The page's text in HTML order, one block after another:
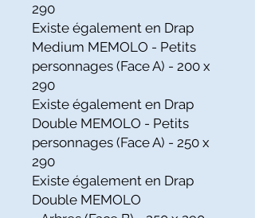
290
Existe également en Drap
Medium MEMOLO - Petits
personnages (Face A) - 200 x
290
Existe également en Drap
Double MEMOLO - Petits
personnages (Face A) - 250 x
290
Existe également en Drap
Double MEMOLO